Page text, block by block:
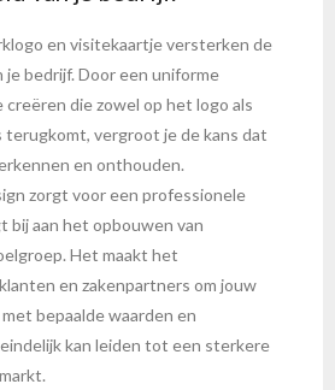
en visitekaartje versterken de
je bedrijf. Door een uniforme
die zowel op het logo als
vergroot je de kans dat
en onthouden.
zorgt voor een professionele
bij aan het opbouwen van
Het maakt het
en zakenpartners om jouw
bepaalde waarden en
kan leiden tot een sterkere